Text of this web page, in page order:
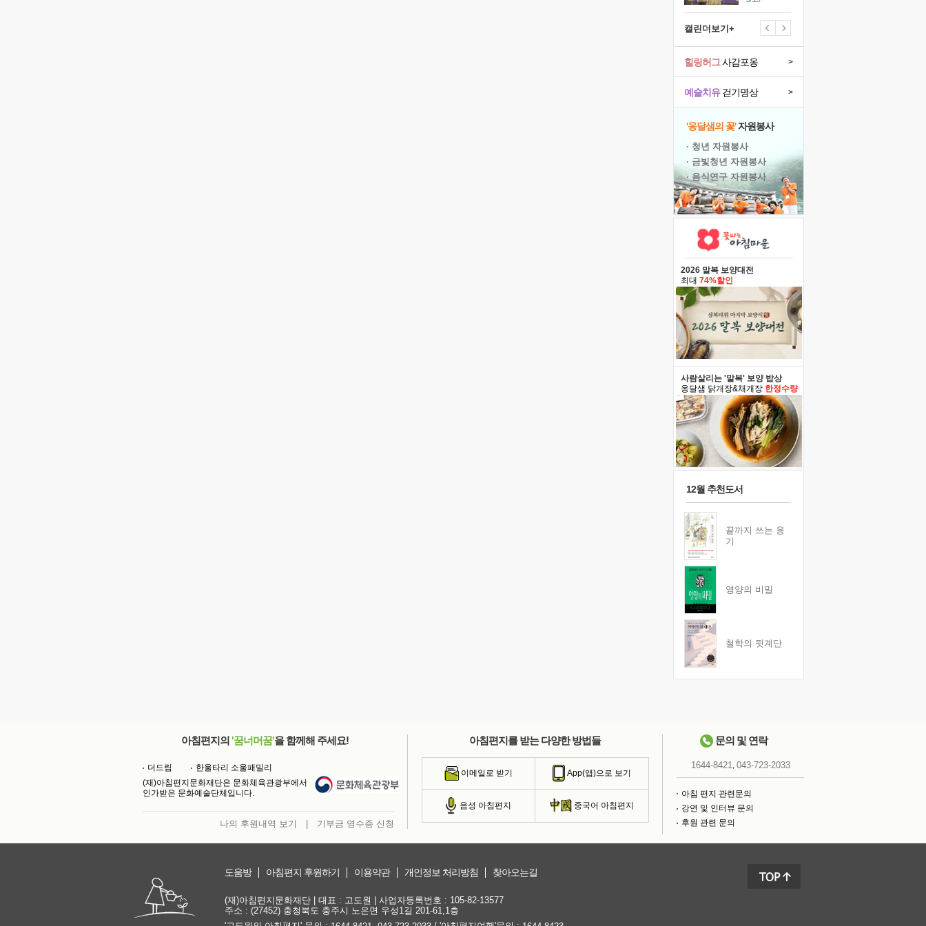
캘린더보기+
예술치유걷기명상 >
힐링허그사감포옹 >
'옹달샘의 꽃'자원봉사
· 청년 자원봉사
· 금빛청년 자원봉사
· 음식연구 자원봉사
2026 말복 보양대전
최대 74%할인
사람살리는 '말복' 보양 밥상
옹달샘 닭개장&채개장 한정수량
12월 추천도서
끝까지 쓰는 용
기
영양의 비밀
철학의 뒷계단
아침편지의 '꿈너머꿈'을 함께해 주세요!
더드림
한울타리 소울패밀리
(재)아침편지문화재단은 문화체육관광부에서
인가받은 문화예술단체입니다.
나의 후원내역 보기 기부금 영수증 신청
아침편지를 받는 다양한 방법들
이메일로 받기 App(앱)으로 보기
음성 아침편지 중국어 아침편지
문의 및 연락
1644-8421, 043-723-2033
아침 편지 관련문의
강연 및 인터뷰 문의
후원 관련 문의
도움방 아침편지 후원하기 이용약관 개인정보 처리방침 찾아오는길
(재)아침편지문화재단 | 대표 : 고도원 | 사업자등록번호 : 105-82-13577
주소 : (27452) 충청북도 충주시 노은면 우성1길 201-61,1층